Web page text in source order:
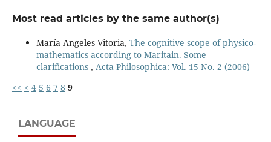
Most read articles by the same author(s)
María Angeles Vitoria, The cognitive scope of physico-
mathematics according to Maritain. Some
clarifications , Acta Philosophica: Vol. 15 No. 2 (2006)
<< < 4 5 6 7 8 9
LANGUAGE